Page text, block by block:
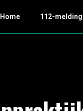
Home 112-